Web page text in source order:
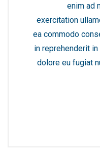
enim ad
exercitation
ea commodo
in reprehenderit
dolore eu fugiat